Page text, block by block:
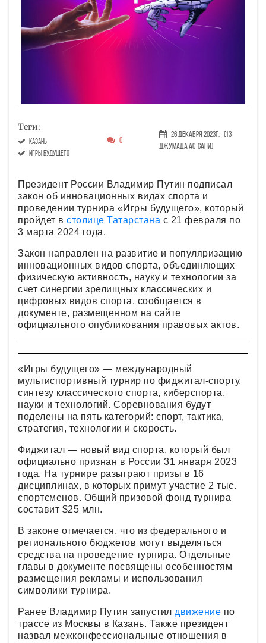
Теги:
Казань
Игры будущего
0
26 Декабря 2023г. (13
Джумада ас-сани)
Президент России Владимир Путин подписал
закон об инновационных видах спорта и
проведении турнира «Игры будущего», который
пройдет в столице Татарстана с 21 февраля по
3 марта 2024 года.
Закон направлен на развитие и популяризацию
инновационных видов спорта, объединяющих
физическую активность, науку и технологии за
счет синергии зрелищных классических и
цифровых видов спорта, сообщается в
документе, размещенном на сайте
официального опубликования правовых актов.
«Игры будущего» — международный
мультиспортивный турнир по фиджитал-спорту,
синтезу классического спорта, киберспорта,
науки и технологий. Соревнования будут
поделены на пять категорий: спорт, тактика,
стратегия, технологии и скорость.
Фиджитал — новый вид спорта, который был
официально признан в России 31 января 2023
года. На турнире разыграют призы в 16
дисциплинах, в которых примут участие 2 тыс.
спортсменов. Общий призовой фонд турнира
составит $25 млн.
В законе отмечается, что из федерального и
регионального бюджетов могут выделяться
средства на проведение турнира. Отдельные
главы в документе посвящены особенностям
размещения рекламы и использования
символики турнира.
Ранее Владимир Путин запустил движение по
трассе из Москвы в Казань. Также президент
назвал межконфессиональные отношения в